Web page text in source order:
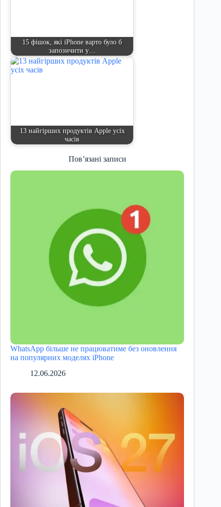
15 фішок, які iPhone варто було б
запозичити у…
13 найгірших продуктів Apple усіх
часів
Пов’язані записи
WhatsApp більше не працюватиме без оновлення
на популярних моделях iPhone
12.06.2026